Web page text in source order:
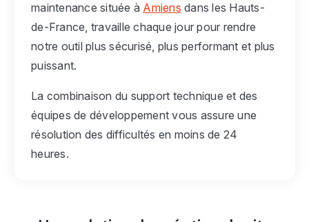
maintenance située à Amiens dans les Hauts-
de-France, travaille chaque jour pour rendre
notre outil plus sécurisé, plus performant et plus
puissant.
La combinaison du support technique et des
équipes de développement vous assure une
résolution des difficultés en moins de 24
heures.